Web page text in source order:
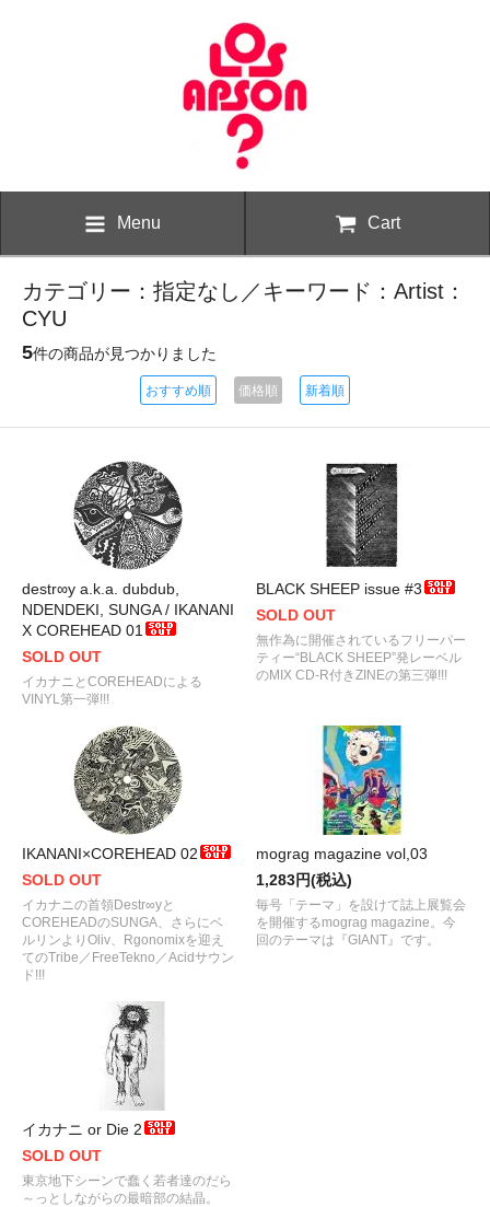
Menu Cart
カテゴリー：指定なし／キーワード：Artist：
CYU
5件の商品が見つかりました
おすすめ順 価格順 新着順
destr∞y a.k.a. dubdub,
NDENDEKI, SUNGA / IKANANI
X COREHEAD 01
SOLD OUT
イカナニとCOREHEADによる
VINYL第一弾!!!
BLACK SHEEP issue #3
SOLD OUT
無作為に開催されているフリーパー
ティー“BLACK SHEEP”発レーベル
のMIX CD-R付きZINEの第三弾!!!
IKANANI×COREHEAD 02
SOLD OUT
イカナニの首領Destr∞yと
COREHEADのSUNGA、さらにベ
ルリンよりOliv、Rgonomixを迎え
てのTribe／FreeTekno／Acidサウン
ド!!!
mograg magazine vol,03
1,283円(税込)
毎号「テーマ」を設けて誌上展覧会
を開催するmograg magazine。今
回のテーマは『GIANT』です。
イカナニ or Die 2
SOLD OUT
東京地下シーンで蠢く若者達のだら
～っとしながらの最暗部の結晶。